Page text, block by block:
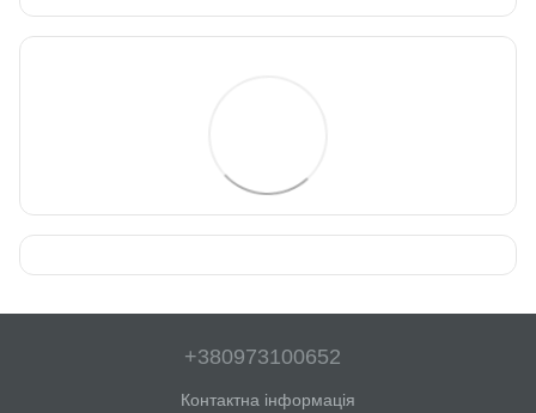
+380973100652
Контактна інформація